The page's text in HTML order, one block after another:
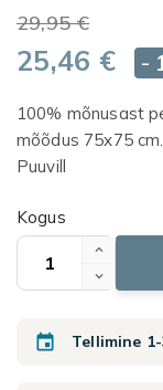
29,95 €
25,46 € -
100% mõnusast
mõõdus 75x75
Puuvill
Kogus
 Tellimine